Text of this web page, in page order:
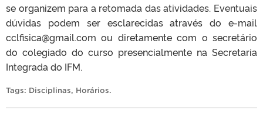
se organizem para a retomada das atividades. Eventuais
dúvidas podem ser esclarecidas através do e-mail
cclfisica@gmail.com ou diretamente com o secretário
do colegiado do curso presencialmente na Secretaria
Integrada do IFM.
Tags: Disciplinas, Horários.